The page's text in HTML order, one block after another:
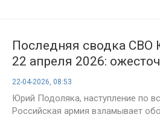
Последняя сводка СВО
22 апреля 2026:
Новый Донбасс и
линии фронта
22-04-2026, 08:53
Юрий Подоляка, наступление по
Российская армия взламывает